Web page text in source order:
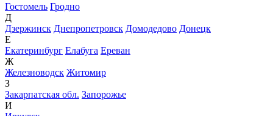
Гостомель Гродно
Д
Дзержинск Днепропетровск Домодедово Донецк
Е
Екатеринбург Елабуга Ереван
Ж
Железноводск Житомир
З
Закарпатская обл. Запорожье
И